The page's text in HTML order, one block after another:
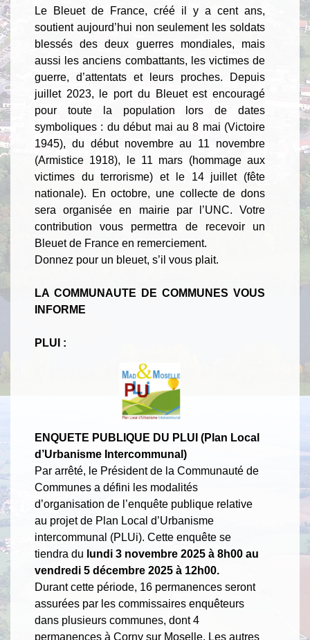
Le Bleuet de France, créé il y a cent ans,
soutient aujourd’hui non seulement les soldats
blessés des deux guerres mondiales, mais
aussi les anciens combattants, les victimes de
guerre, d’attentats et leurs proches. Depuis
juillet 2023, le port du Bleuet est encouragé
pour toute la population lors de dates
symboliques : du début mai au 8 mai (Victoire
1945), du début novembre au 11 novembre
(Armistice 1918), le 11 mars (hommage aux
victimes du terrorisme) et le 14 juillet (fête
nationale). En octobre, une collecte de dons
sera organisée en mairie par l’UNC. Votre
contribution vous permettra de recevoir un
Bleuet de France en remerciement.
Donnez pour un bleuet, s’il vous plait.
LA COMMUNAUTE DE COMMUNES VOUS
INFORME
PLUI :
ENQUETE PUBLIQUE DU PLUI (Plan Local
d’Urbanisme Intercommunal)
Par arrêté, le Président de la Communauté de
Communes a défini les modalités
d’organisation de l’enquête publique relative
au projet de Plan Local d’Urbanisme
intercommunal (PLUi). Cette enquête se
tiendra du lundi 3 novembre 2025 à 8h00 au
vendredi 5 décembre 2025 à 12h00.
Durant cette période, 16 permanences seront
assurées par les commissaires enquêteurs
dans plusieurs communes, dont 4
permanences à Corny sur Moselle. Les autres